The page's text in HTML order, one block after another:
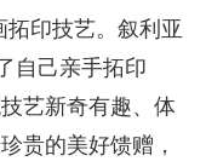
印技艺。叙利亚
自己亲手拓印
艺新奇有趣、体
贵的美好馈赠，